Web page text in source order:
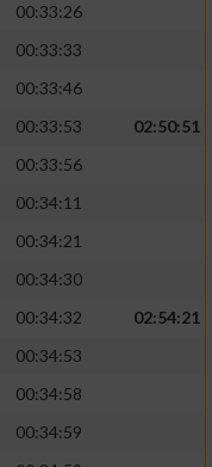
00:33:26
00:33:33
00:33:46
00:33:53
02:50:51
00:33:56
00:34:11
00:34:21
00:34:30
00:34:32
02:54:21
00:34:53
00:34:58
00:34:59